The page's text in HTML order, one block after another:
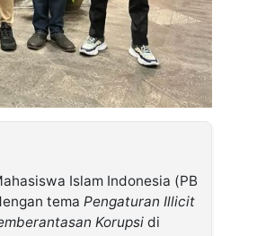
Islam Indonesia (PB
tema Pengaturan Illicit
Korupsi di